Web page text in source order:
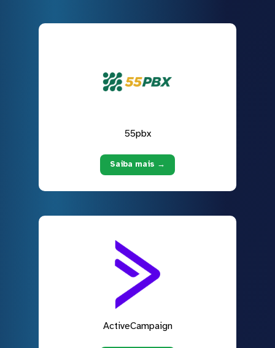
55pbx
Saiba mais →
ActiveCampaign